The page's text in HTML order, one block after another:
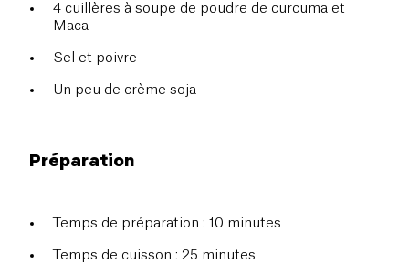
4 cuillères à soupe de poudre de curcuma et
Maca
Sel et poivre
Un peu de crème soja
Préparation
Temps de préparation : 10 minutes
Temps de cuisson : 25 minutes